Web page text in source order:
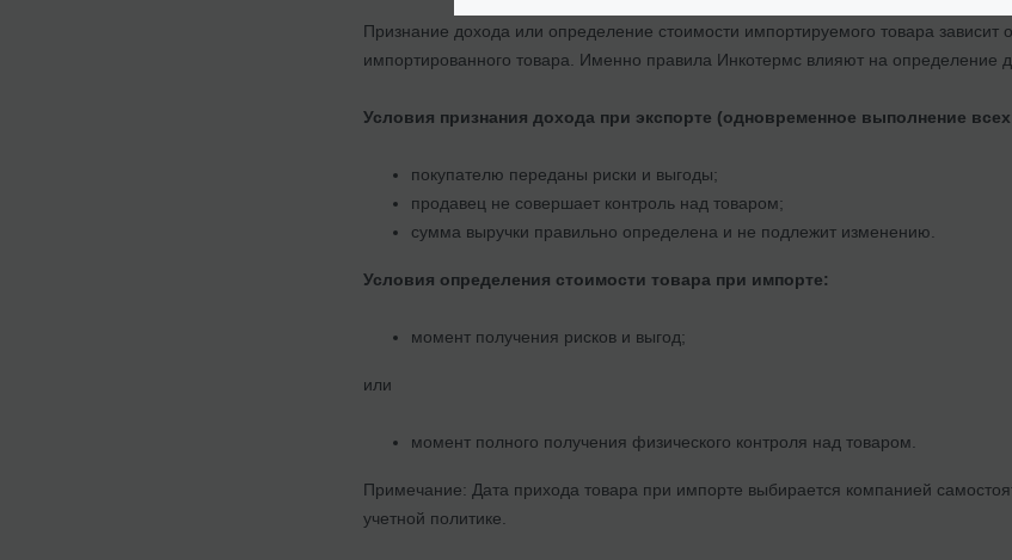
Признание дохода или определение стоимости импортируемого товара
импортированного товара. Именно правила Инкотермс влияют на определение
Условия признания дохода при экспорте (одновременное выполнение
покупателю переданы риски и выгоды;
продавец не совершает контроль над товаром;
сумма выручки правильно определена и не подлежит изменению.
Условия определения стоимости товара при импорте:
момент получения рисков и выгод;
или
момент полного получения физического контроля над товаром.
Примечание: Дата прихода товара при импорте выбирается компанией
учетной политике.